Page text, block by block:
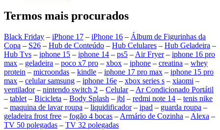
Termos mais procurados
Black Friday – iPhone 17 – iPhone 16 – Álbum de Figurinhas da
Copa – S26 – Hub de Conteúdo – Hub Celulares – Hub Geladeira –
Hub Tvs – iphone 15 – iphone 14 – ps5 – Air Fryer– iphone 16 pro
max – geladeira – poco x7 pro – xbox – iphone – creatina – whey
protein – microondas – kindle – iphone 17 pro max – iphone 15 pro
max – celular samsung – iphone 16e – xbox series s – xiaomi –
ventilador– nintendo switch 2 – Celular– Ar Condicionado Portátil
– tablet – Bicicleta – Body Splash – jbl – redmi note 14 – tenis nike
– maquina de lavar roupa – liquidificador– ipad – guarda roupa –
geladeira frost free – fogão 4 bocas – Armário de Cozinha – Alexa –
TV 50 polegadas – TV 32 polegadas